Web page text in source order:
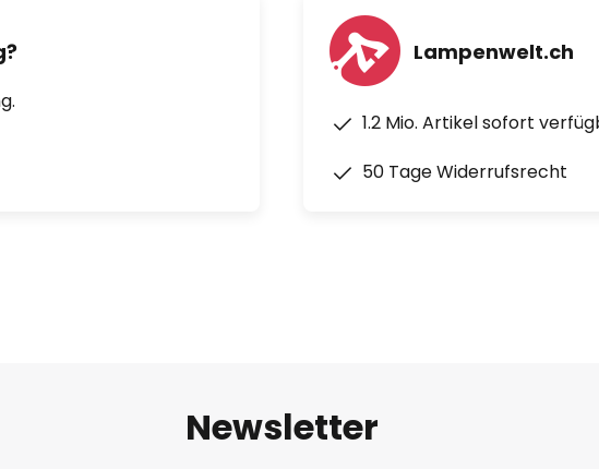
Lampenwelt.ch
1.2 Mio. Artikel sofort
50 Tage Widerrufsrecht
Newsletter